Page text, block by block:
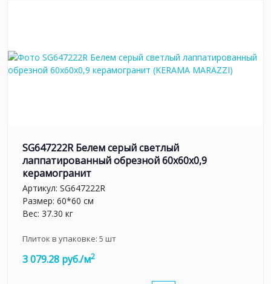
SG647222R Белем серый светлый
лаппатированный обрезной 60x60x0,9
керамогранит
Артикул: SG647222R
Размер: 60*60 см
Вес: 37.30 кг
Плиток в упаковке: 5 шт
3 079.28 руб./м2